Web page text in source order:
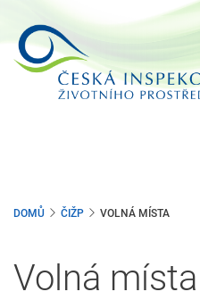
hlavnímu
obsahu
DOMŮ ČIŽP VOLNÁ MÍSTA
Volná místa